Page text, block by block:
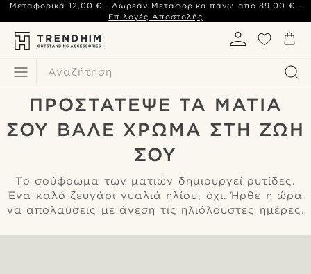
Αναζήτηση
Μεταφορικά 12,00 € - Δωρεάν Μεταφορικά πάνω από 89,00 € -
Επιλογές Αποστολής
ΠΡΟΣΤΆΤΕΨΕ ΤΑ ΜΆΤΙΑ
ΣΟΥ ΒΆΛΕ ΧΡΏΜΑ ΣΤΗ ΖΩΉ
ΣΟΥ
Tο σούφρωμα των ματιών δημιουργεί ρυτίδες.
Ένα καλό ζευγάρι γυαλιά ηλίου, όχι. Ήρθε η ώρα
να απολαύσεις με άνεση τις ηλιόλουστες ημέρες.